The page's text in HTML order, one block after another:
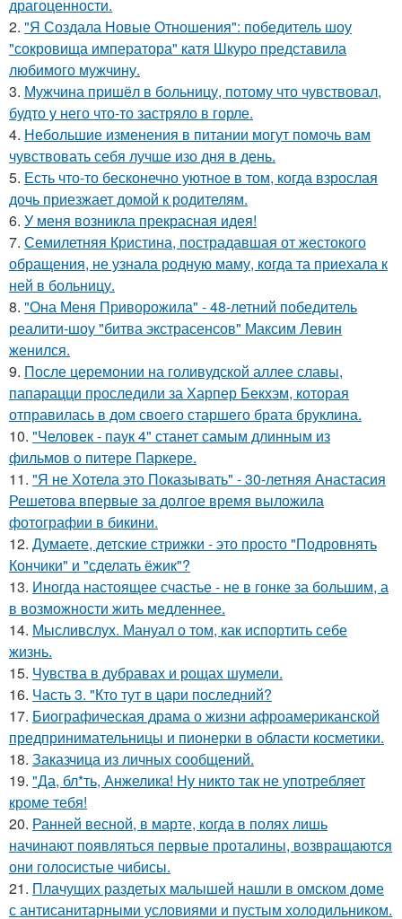
драгоценности.
2. "Я Создала Новые Отношения": победитель шоу
"сокровища императора" катя Шкуро представила
любимого мужчину.
3. Мужчина пришёл в больницу, потому что чувствовал,
будто у него что-то застряло в горле.
4. Небольшие изменения в питании могут помочь вам
чувствовать себя лучше изо дня в день.
5. Есть что-то бесконечно уютное в том, когда взрослая
дочь приезжает домой к родителям.
6. У меня возникла прекрасная идея!
7. Семилетняя Кристина, пострадавшая от жестокого
обращения, не узнала родную маму, когда та приехала к
ней в больницу.
8. "Она Меня Приворожила" - 48-летний победитель
реалити-шоу "битва экстрасенсов" Максим Левин
женился.
9. После церемонии на голивудской аллее славы,
папарацци проследили за Харпер Бекхэм, которая
отправилась в дом своего старшего брата бруклина.
10. "Человек - паук 4" станет самым длинным из
фильмов о питере Паркере.
11. "Я не Хотела это Показывать" - 30-летняя Анастасия
Решетова впервые за долгое время выложила
фотографии в бикини.
12. Думаете, детские стрижки - это просто "Подровнять
Кончики" и "сделать ёжик"?
13. Иногда настоящее счастье - не в гонке за большим, а
в возможности жить медленнее.
14. Мысливслух. Мануал о том, как испортить себе
жизнь.
15. Чувства в дубравах и рощах шумели.
16. Часть 3. "Кто тут в цари последний?
17. Биографическая драма о жизни афроамериканской
предпринимательницы и пионерки в области косметики.
18. Заказчица из личных сообщений.
19. "Да, бл*ть, Анжелика! Ну никто так не употребляет
кроме тебя!
20. Ранней весной, в марте, когда в полях лишь
начинают появляться первые проталины, возвращаются
они голосистые чибисы.
21. Плачущих раздетых малышей нашли в омском доме
с антисанитарными условиями и пустым холодильником.